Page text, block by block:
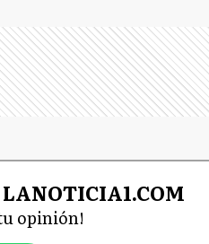
opinión!